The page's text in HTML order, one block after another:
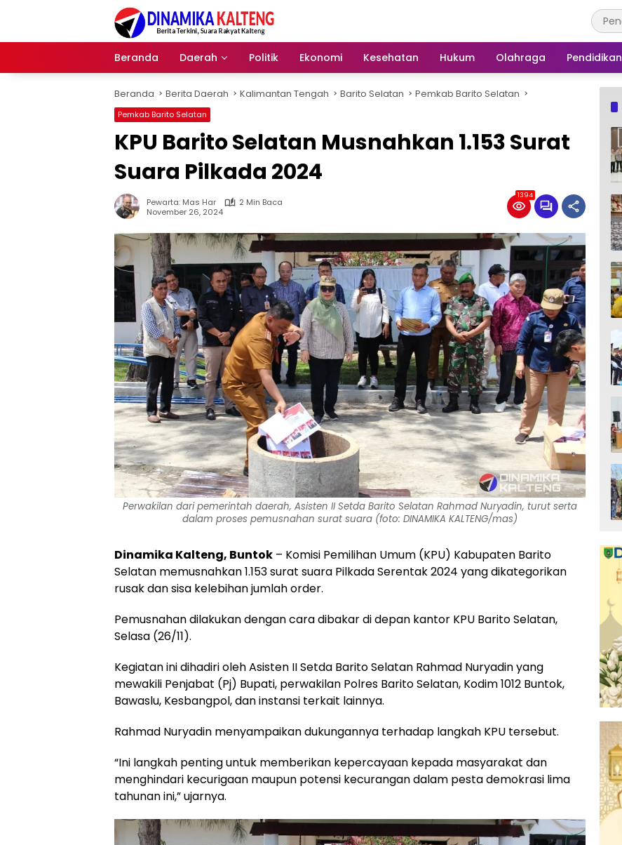
Beranda
Daerah Politik Ekonomi Kesehatan Hukum Olahraga Pendidikan
Beranda Berita Daerah Kalimantan Tengah Barito Selatan Pemkab Barito Selatan
Pemkab Barito Selatan
KPU Barito Selatan Musnahkan 1.153 Surat
Suara Pilkada 2024
Pewarta: Mas Har
2 Min Baca
November 26, 2024
1394
Perwakilan dari pemerintah daerah, Asisten II Setda Barito Selatan Rahmad Nuryadin, turut serta
dalam proses pemusnahan surat suara (foto: DINAMIKA KALTENG/mas)
Dinamika Kalteng, Buntok – Komisi Pemilihan Umum (KPU) Kabupaten Barito
Selatan memusnahkan 1.153 surat suara Pilkada Serentak 2024 yang dikategorikan
rusak dan sisa kelebihan jumlah order.
Pemusnahan dilakukan dengan cara dibakar di depan kantor KPU Barito Selatan,
Selasa (26/11).
Kegiatan ini dihadiri oleh Asisten II Setda Barito Selatan Rahmad Nuryadin yang
mewakili Penjabat (Pj) Bupati, perwakilan Polres Barito Selatan, Kodim 1012 Buntok,
Bawaslu, Kesbangpol, dan instansi terkait lainnya.
Rahmad Nuryadin menyampaikan dukungannya terhadap langkah KPU tersebut.
“Ini langkah penting untuk memberikan kepercayaan kepada masyarakat dan
menghindari kecurigaan maupun potensi kecurangan dalam pesta demokrasi lima
tahunan ini,” ujarnya.